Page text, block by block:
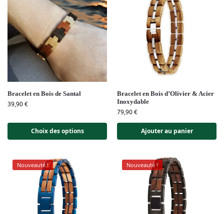
Bracelet en Bois de Santal
39,90€
Choix des options
Bracelet en Bois d’Olivier & Acier
Inoxydable
79,90€
Ajouter au panier
Nouveauté ! Nouveauté !